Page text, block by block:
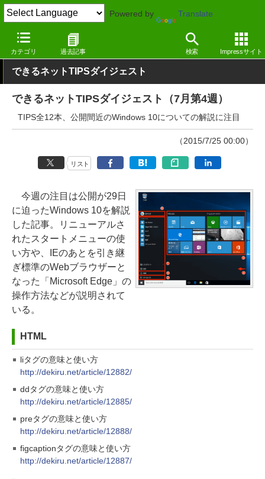
Powered by Translate
カテゴリ 過去記事 検索 Impressサイト
窓の杜 その他の話題
できるネットTIPSダイジェスト
できるネットTIPSダイジェスト（7月第4週）
TIPS全12本、公開間近のWindows 10についての解説に注目
（2015/7/25 00:00）
リスト
今週の注目は公開が29日
に迫ったWindows 10を解説
した記事。リニューアルさ
れたスタートメニューの使
い方や、IEのあとを引き継
ぎ標準のWebブラウザーと
なった「Microsoft Edge」の
操作方法などが説明されて
いる。
HTML
liタグの意味と使い方
http://dekiru.net/article/12882/
ddタグの意味と使い方
http://dekiru.net/article/12885/
preタグの意味と使い方
http://dekiru.net/article/12888/
figcaptionタグの意味と使い方
http://dekiru.net/article/12887/